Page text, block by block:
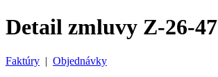
Detail zmluvy Z-26-47
Faktúry | Objednávky